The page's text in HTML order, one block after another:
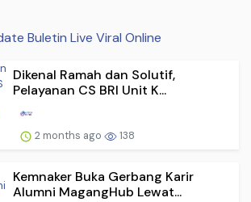
Buletin Live Viral Online
Dikenal Ramah dan Solutif,
Pelayanan CS BRI Unit K...
2 months ago 138
Kemnaker Buka Gerbang Karir
Alumni MagangHub Lewat...